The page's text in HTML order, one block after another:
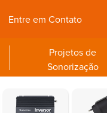
Entre em Contato
Projetos de
Sonorização